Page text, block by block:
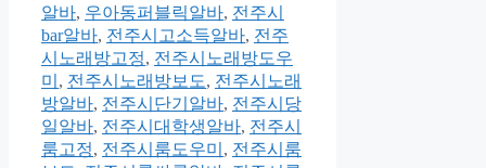
알바, 우아동퍼블릭알바, 전주시
bar알바, 전주시고소득알바, 전주
시노래방고정, 전주시노래방도우
미 , 전주시노래방보도, 전주시노래
방알바, 전주시단기알바, 전주시당
일알바, 전주시대학생알바, 전주시
룸고정, 전주시룸도우미 , 전주시룸